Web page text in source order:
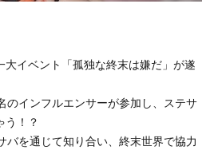
大イベント「孤独な終末は嫌だ」が遂
のインフルエンサーが参加し、ステサ
う！？
バを通じて知り合い、終末世界で協力